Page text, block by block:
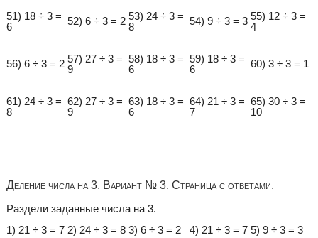
51) 18 ÷ 3 =
6
52) 6 ÷ 3 = 2 53) 24 ÷ 3 =
8
54) 9 ÷ 3 = 3 55) 12 ÷ 3 =
4
56) 6 ÷ 3 = 2 57) 27 ÷ 3 =
9
58) 18 ÷ 3 =
6
59) 18 ÷ 3 =
6
60) 3 ÷ 3 = 1
61) 24 ÷ 3 =
8
62) 27 ÷ 3 =
9
63) 18 ÷ 3 =
6
64) 21 ÷ 3 =
7
65) 30 ÷ 3 =
10
Деление числа на 3. Вариант № 3. Страница с ответами.
Раздели заданные числа на 3.
1) 21 ÷ 3 = 7 2) 24 ÷ 3 = 8 3) 6 ÷ 3 = 2 4) 21 ÷ 3 = 7 5) 9 ÷ 3 = 3